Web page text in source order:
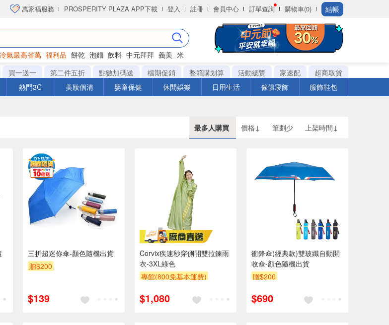
萬家福服務 PROSPERITY PLAZA APP下載 登入 註冊 會員中心 訂單查詢 購物車(0) 結帳
冷氣最高省萬 福利品 餅乾 泡麵 飲料 中元拜拜 義美 米
買一送一 第二件五折 點數加碼送 檔期促銷 整箱購划算 活動總覽 家速配
超商取貨
熱門3C 美妝個清 嬰童保健 休閒娛樂 日用生活 傢俱寢飾 服飾鞋包
最多人購買 價格↓ 筆劃少 上架時間↓
三折超迷你傘-顏色隨機出貨
贈$200
$139
Corvix疾速秒穿側開雙拉鍊雨
衣-3XL綠色
專館(800免基本運費)
$1,080
衝鋒傘(經典款)雙玻纖自動開
收傘-顏色隨機出貨
贈$200
$690